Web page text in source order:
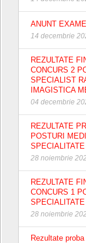
ANUNT
14 decembrie
REZULTATE
CONCURS 2
SPECIALIST
IMAGISTICA
04 decembrie
REZULTATE
POSTURI
28 noiembrie
REZULTATE
CONCURS 1
28 noiembrie
Rezultate